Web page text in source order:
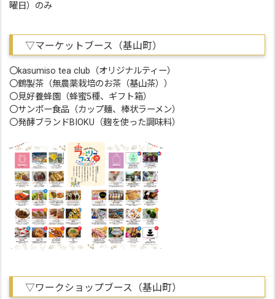
曜日）のみ
▽マーケットブース（基山町）
〇kasumiso tea club（オリジナルティー）
〇鶴製茶（無農薬栽培のお茶（基山茶））
〇見好養蜂園（蜂蜜5種、ギフト箱）
〇サンポー食品（カップ麺、棒状ラーメン）
〇発酵ブランドBIOKU（麹を使った調味料）
▽ワークショップブース（基山町）